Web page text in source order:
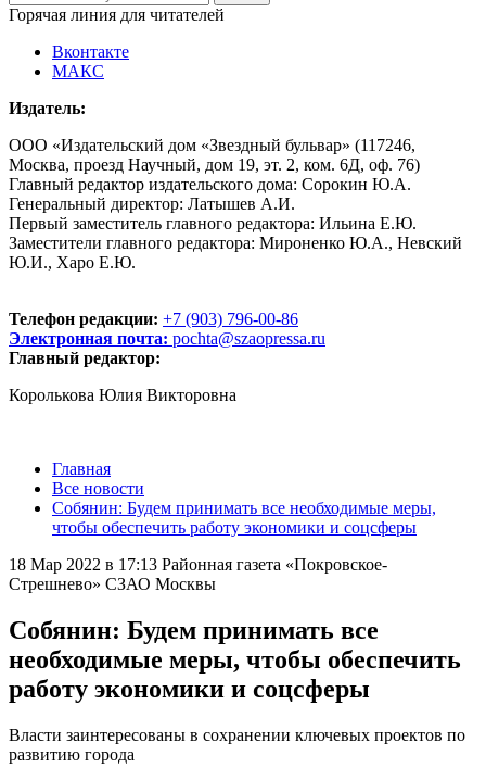
Горячая линия для читателей
Вконтакте
МАКС
Издатель:
ООО «Издательский дом «Звездный бульвар» (117246,
Москва, проезд Научный, дом 19, эт. 2, ком. 6Д, оф. 76)
Главный редактор издательского дома: Сорокин Ю.А.
Генеральный директор: Латышев А.И.
Первый заместитель главного редактора: Ильина Е.Ю.
Заместители главного редактора: Мироненко Ю.А., Невский
Ю.И., Харо Е.Ю.
Телефон редакции: +7 (903) 796-00-86
Электронная почта: pochta@szaopressa.ru
Главный редактор:
Королькова Юлия Викторовна
Главная
Все новости
Собянин: Будем принимать все необходимые меры,
чтобы обеспечить работу экономики и соцсферы
18 Мар 2022 в 17:13 Районная газета «Покровское-
Стрешнево» СЗАО Москвы
Собянин: Будем принимать все
необходимые меры, чтобы обеспечить
работу экономики и соцсферы
Власти заинтересованы в сохранении ключевых проектов по
развитию города